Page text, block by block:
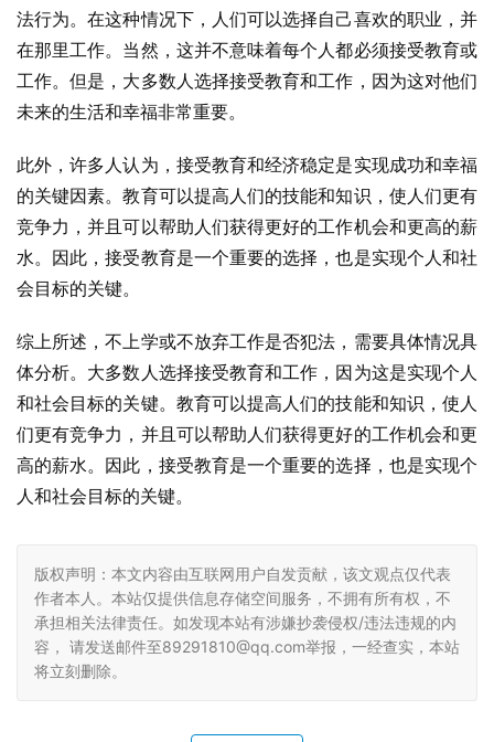
法行为。在这种情况下，人们可以选择自己喜欢的职业，并
在那里工作。当然，这并不意味着每个人都必须接受教育或
工作。但是，大多数人选择接受教育和工作，因为这对他们
未来的生活和幸福非常重要。
此外，许多人认为，接受教育和经济稳定是实现成功和幸福
的关键因素。教育可以提高人们的技能和知识，使人们更有
竞争力，并且可以帮助人们获得更好的工作机会和更高的薪
水。因此，接受教育是一个重要的选择，也是实现个人和社
会目标的关键。
综上所述，不上学或不放弃工作是否犯法，需要具体情况具
体分析。大多数人选择接受教育和工作，因为这是实现个人
和社会目标的关键。教育可以提高人们的技能和知识，使人
们更有竞争力，并且可以帮助人们获得更好的工作机会和更
高的薪水。因此，接受教育是一个重要的选择，也是实现个
人和社会目标的关键。
版权声明：本文内容由互联网用户自发贡献，该文观点仅代表
作者本人。本站仅提供信息存储空间服务，不拥有所有权，不
承担相关法律责任。如发现本站有涉嫌抄袭侵权/违法违规的内
容， 请发送邮件至89291810@qq.com举报，一经查实，本站
将立刻删除。